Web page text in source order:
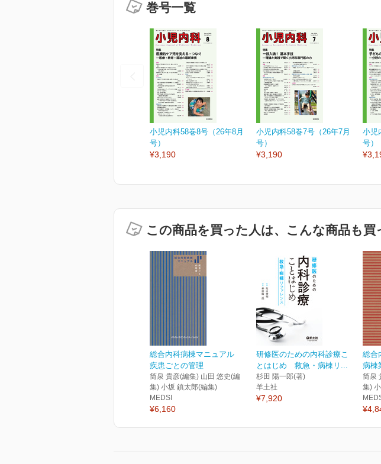
巻号一覧
小児内科58巻8号（26年8月
号）
¥3,190
小児内科58巻7号（26年7月
号）
¥3,190
小児
号）
この商品を買った人は、こんな商品も買
総合内科病棟マニュアル
疾患ごとの管理
筒泉 貴彦(編集) 山田 悠史(編
集) 小坂 鎮太郎(編集)
MEDSI
¥6,160
研修医のための内科診療こ
とはじめ 救急・病棟リ...
杉田 陽一郎(著)
羊土社
¥7,920
総合
病棟
筒泉
集)